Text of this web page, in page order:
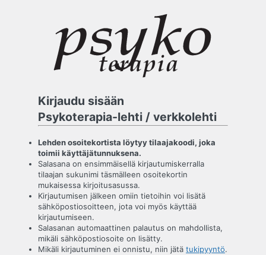
Kirjaudu sisään
Psykoterapia-lehti / verkkolehti
Lehden osoitekortista löytyy tilaajakoodi, joka
toimii käyttäjätunnuksena.
Salasana on ensimmäisellä kirjautumiskerralla
tilaajan sukunimi täsmälleen osoitekortin
mukaisessa kirjoitusasussa.
Kirjautumisen jälkeen omiin tietoihin voi lisätä
sähköpostiosoitteen, jota voi myös käyttää
kirjautumiseen.
Salasanan automaattinen palautus on mahdollista,
mikäli sähköpostiosoite on lisätty.
Mikäli kirjautuminen ei onnistu, niin jätä tukipyyntö.